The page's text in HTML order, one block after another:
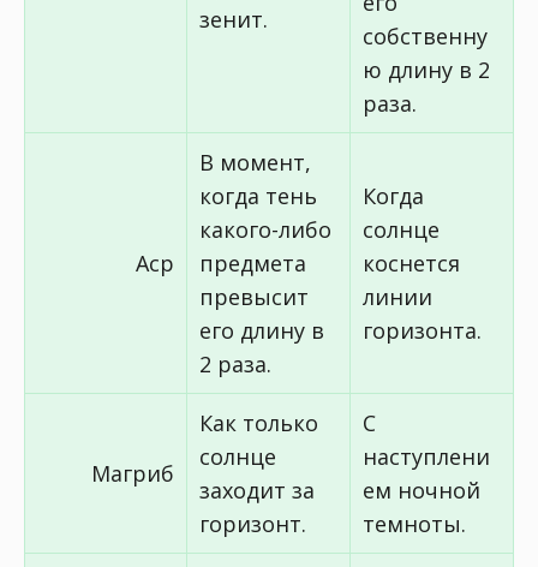
зенит.
собственну
ю длину в 2
раза.
Аср
В момент,
когда тень
какого-либо
предмета
превысит
его длину в
2 раза.
Когда
солнце
коснется
линии
горизонта.
Магриб
Как только
солнце
заходит за
горизонт.
С
наступлени
ем ночной
темноты.